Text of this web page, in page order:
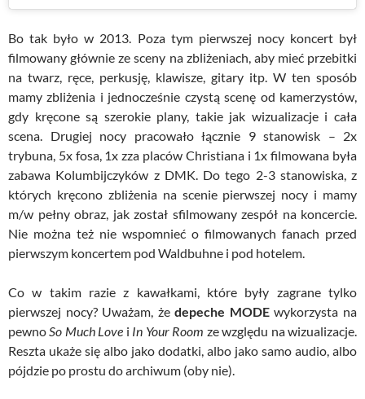
Bo tak było w 2013. Poza tym pierwszej nocy koncert był
filmowany głównie ze sceny na zbliżeniach, aby mieć przebitki
na twarz, ręce, perkusję, klawisze, gitary itp. W ten sposób
mamy zbliżenia i jednocześnie czystą scenę od kamerzystów,
gdy kręcone są szerokie plany, takie jak wizualizacje i cała
scena. Drugiej nocy pracowało łącznie 9 stanowisk – 2x
trybuna, 5x fosa, 1x zza placów Christiana i 1x filmowana była
zabawa Kolumbijczyków z DMK. Do tego 2-3 stanowiska, z
których kręcono zbliżenia na scenie pierwszej nocy i mamy
m/w pełny obraz, jak został sfilmowany zespół na koncercie.
Nie można też nie wspomnieć o filmowanych fanach przed
pierwszym koncertem pod Waldbuhne i pod hotelem.
Co w takim razie z kawałkami, które były zagrane tylko
pierwszej nocy? Uważam, żedepeche MODEwykorzysta na
pewnoSo Much Love i In Your Room ze względu na wizualizacje.
Reszta ukaże się albo jako dodatki, albo jako samo audio, albo
pójdzie po prostu do archiwum (oby nie).